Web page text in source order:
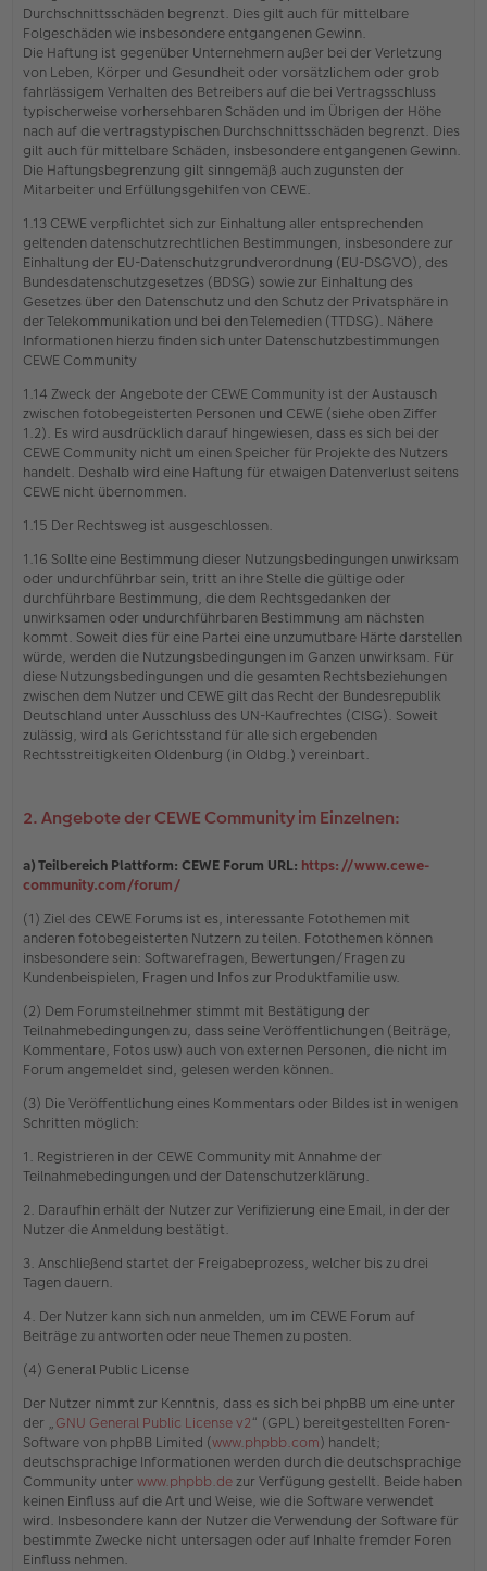
Durchschnittsschäden begrenzt. Dies gilt auch für mittelbare
Folgeschäden wie insbesondere entgangenen Gewinn.
Die Haftung ist gegenüber Unternehmern außer bei der Verletzung
von Leben, Körper und Gesundheit oder vorsätzlichem oder grob
fahrlässigem Verhalten des Betreibers auf die bei Vertragsschluss
typischerweise vorhersehbaren Schäden und im Übrigen der Höhe
nach auf die vertragstypischen Durchschnittsschäden begrenzt. Dies
gilt auch für mittelbare Schäden, insbesondere entgangenen Gewinn.
Die Haftungsbegrenzung gilt sinngemäß auch zugunsten der
Mitarbeiter und Erfüllungsgehilfen von CEWE.
1.13 CEWE verpflichtet sich zur Einhaltung aller entsprechenden
geltenden datenschutzrechtlichen Bestimmungen, insbesondere zur
Einhaltung der EU-Datenschutzgrundverordnung (EU-DSGVO), des
Bundesdatenschutzgesetzes (BDSG) sowie zur Einhaltung des
Gesetzes über den Datenschutz und den Schutz der Privatsphäre in
der Telekommunikation und bei den Telemedien (TTDSG). Nähere
Informationen hierzu finden sich unter Datenschutzbestimmungen
CEWE Community
1.14 Zweck der Angebote der CEWE Community ist der Austausch
zwischen fotobegeisterten Personen und CEWE (siehe oben Ziffer
1.2). Es wird ausdrücklich darauf hingewiesen, dass es sich bei der
CEWE Community nicht um einen Speicher für Projekte des Nutzers
handelt. Deshalb wird eine Haftung für etwaigen Datenverlust seitens
CEWE nicht übernommen.
1.15 Der Rechtsweg ist ausgeschlossen.
1.16 Sollte eine Bestimmung dieser Nutzungsbedingungen unwirksam
oder undurchführbar sein, tritt an ihre Stelle die gültige oder
durchführbare Bestimmung, die dem Rechtsgedanken der
unwirksamen oder undurchführbaren Bestimmung am nächsten
kommt. Soweit dies für eine Partei eine unzumutbare Härte darstellen
würde, werden die Nutzungsbedingungen im Ganzen unwirksam. Für
diese Nutzungsbedingungen und die gesamten Rechtsbeziehungen
zwischen dem Nutzer und CEWE gilt das Recht der Bundesrepublik
Deutschland unter Ausschluss des UN-Kaufrechtes (CISG). Soweit
zulässig, wird als Gerichtsstand für alle sich ergebenden
Rechtsstreitigkeiten Oldenburg (in Oldbg.) vereinbart.
2. Angebote der CEWE Community im Einzelnen:
a) Teilbereich Plattform: CEWE Forum URL: https://www.cewe-
community.com/forum/
(1) Ziel des CEWE Forums ist es, interessante Fotothemen mit
anderen fotobegeisterten Nutzern zu teilen. Fotothemen können
insbesondere sein: Softwarefragen, Bewertungen/Fragen zu
Kundenbeispielen, Fragen und Infos zur Produktfamilie usw.
(2) Dem Forumsteilnehmer stimmt mit Bestätigung der
Teilnahmebedingungen zu, dass seine Veröffentlichungen (Beiträge,
Kommentare, Fotos usw) auch von externen Personen, die nicht im
Forum angemeldet sind, gelesen werden können.
(3) Die Veröffentlichung eines Kommentars oder Bildes ist in wenigen
Schritten möglich:
1. Registrieren in der CEWE Community mit Annahme der
Teilnahmebedingungen und der Datenschutzerklärung.
2. Daraufhin erhält der Nutzer zur Verifizierung eine Email, in der der
Nutzer die Anmeldung bestätigt.
3. Anschließend startet der Freigabeprozess, welcher bis zu drei
Tagen dauern.
4. Der Nutzer kann sich nun anmelden, um im CEWE Forum auf
Beiträge zu antworten oder neue Themen zu posten.
(4) General Public License
Der Nutzer nimmt zur Kenntnis, dass es sich bei phpBB um eine unter
der „GNU General Public License v2“ (GPL) bereitgestellten Foren-
Software von phpBB Limited (www.phpbb.com) handelt;
deutschsprachige Informationen werden durch die deutschsprachige
Community unter www.phpbb.dezur Verfügung gestellt. Beide haben
keinen Einfluss auf die Art und Weise, wie die Software verwendet
wird. Insbesondere kann der Nutzer die Verwendung der Software für
bestimmte Zwecke nicht untersagen oder auf Inhalte fremder Foren
Einfluss nehmen.